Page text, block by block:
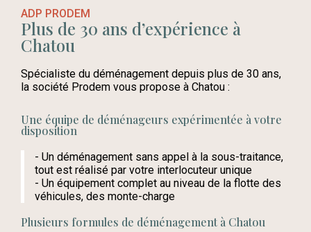
ADP PRODEM
Plus de 30 ans d’expérience à
Chatou
Spécialiste du déménagement depuis plus de 30 ans,
la société Prodem vous propose à Chatou :
Une équipe de déménageurs expérimentée à votre
disposition
- Un déménagement sans appel à la sous-traitance,
tout est réalisé par votre interlocuteur unique
- Un équipement complet au niveau de la flotte des
véhicules, des monte-charge
Plusieurs formules de déménagement à Chatou